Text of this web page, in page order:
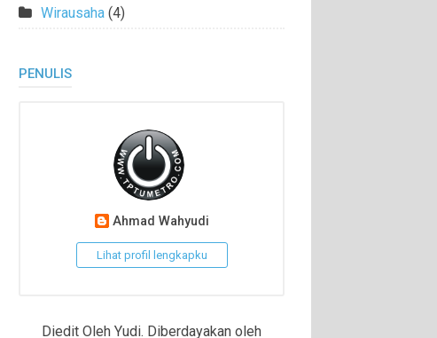
Wirausaha (4)
PENULIS
Ahmad Wahyudi
Lihat profil lengkapku
Diedit Oleh Yudi. Diberdayakan oleh